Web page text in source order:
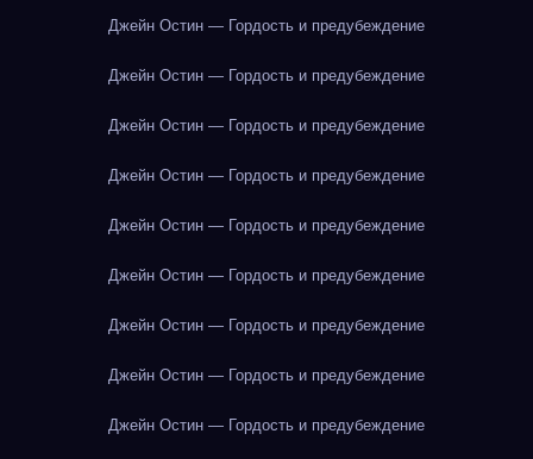
Джейн Остин — Гордость и предубеждение
Джейн Остин — Гордость и предубеждение
Джейн Остин — Гордость и предубеждение
Джейн Остин — Гордость и предубеждение
Джейн Остин — Гордость и предубеждение
Джейн Остин — Гордость и предубеждение
Джейн Остин — Гордость и предубеждение
Джейн Остин — Гордость и предубеждение
Джейн Остин — Гордость и предубеждение